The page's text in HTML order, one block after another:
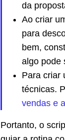
da
Ao criar
para
bem,
algo pode
Para criar
técnicas.
vendas e
Portanto, o